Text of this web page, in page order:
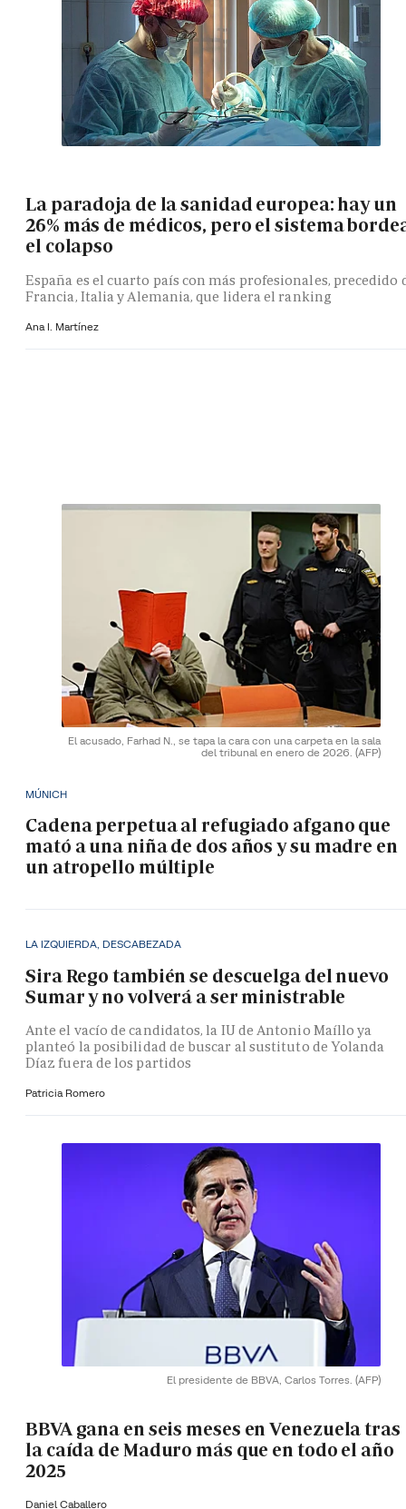
La paradoja de la sanidad europea: hay un
26% más de médicos, pero el sistema
el colapso
España es el cuarto país con más profesionales, precedido
Francia, Italia y Alemania, que lidera el ranking
Ana I. Martínez
El acusado, Farhad N., se tapa la cara con una carpeta en la sala
del tribunal en enero de 2026. (AFP)
MÚNICH
Cadena perpetua al refugiado afgano que
mató a una niña de dos años y su madre en
un atropello múltiple
LA IZQUIERDA, DESCABEZADA
Sira Rego también se descuelga del nuevo
Sumar y no volverá a ser ministrable
Ante el vacío de candidatos, la IU de Antonio Maíllo ya
planteó la posibilidad de buscar al sustituto de Yolanda
Díaz fuera de los partidos
Patricia Romero
El presidente de BBVA, Carlos Torres. (AFP)
BBVA gana en seis meses en Venezuela tras
la caída de Maduro más que en todo el año
2025
Daniel Caballero